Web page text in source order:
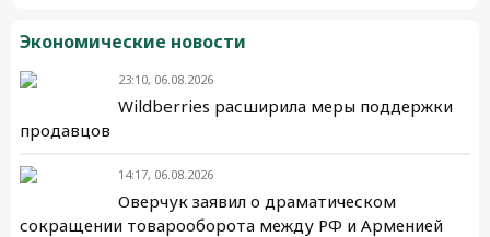
Экономические новости
23:10, 06.08.2026
Wildberries расширила меры поддержки
продавцов
14:17, 06.08.2026
Оверчук заявил о драматическом
сокращении товарооборота между РФ и Арменией